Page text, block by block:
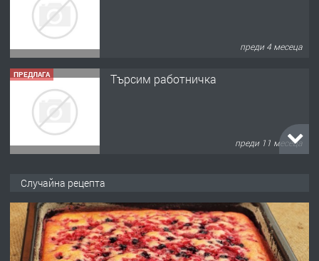
преди 4 месеца
ПРЕДЛАГА Търсим работничка
преди 11 месеца
преди 1 година
Случайна рецепта